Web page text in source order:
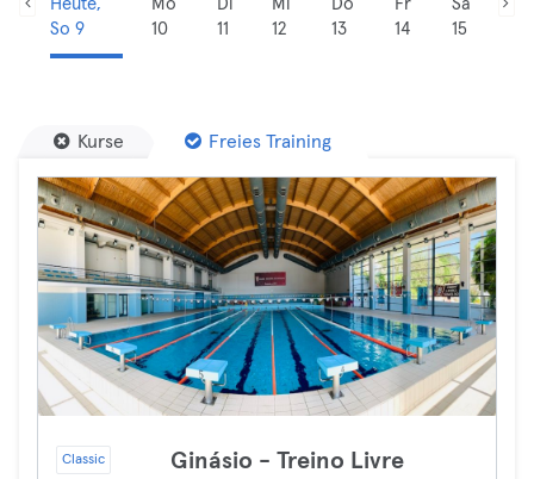
Heute,
So 9
Mo
10
Di
11
Mi
12
Do
13
Fr
14
Sa
15
Kurse Freies Training
Classic Ginásio - Treino Livre